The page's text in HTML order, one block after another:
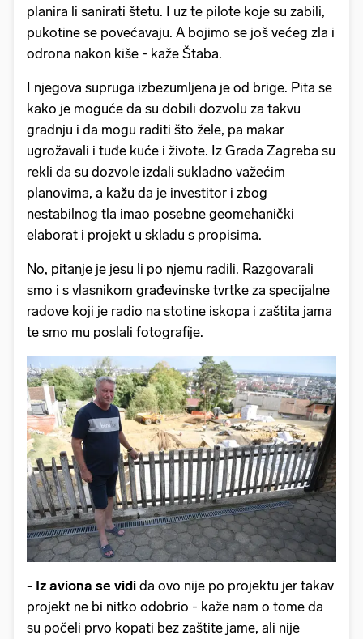
planira li sanirati štetu. I uz te pilote koje su zabili,
pukotine se povećavaju. A bojimo se još većeg zla i
odrona nakon kiše - kaže Štaba.
I njegova supruga izbezumljena je od brige. Pita se
kako je moguće da su dobili dozvolu za takvu
gradnju i da mogu raditi što žele, pa makar
ugrožavali i tuđe kuće i živote. Iz Grada Zagreba su
rekli da su dozvole izdali sukladno važećim
planovima, a kažu da je investitor i zbog
nestabilnog tla imao posebne geomehanički
elaborat i projekt u skladu s propisima.
No, pitanje je jesu li po njemu radili. Razgovarali
smo i s vlasnikom građevinske tvrtke za specijalne
radove koji je radio na stotine iskopa i zaštita jama
te smo mu poslali fotografije.
- Iz aviona se vidi da ovo nije po projektu jer takav
projekt ne bi nitko odobrio - kaže nam o tome da
su počeli prvo kopati bez zaštite jame, ali nije